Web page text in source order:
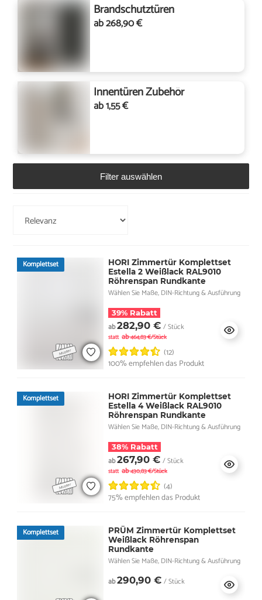
Brandschutztüren
ab 268,90 €
Innentüren Zubehör
ab 1,55 €
Filter auswählen
Komplettset
HORI Zimmertür Komplettset
Estella 2 Weißlack RAL9010
Röhrenspan Rundkante
Wählen Sie Maße, DIN-Richtung & Ausführung
39% Rabatt
ab282,90 € / Stück
statt ab464,83 €/Stück
(12)
100% empfehlen das Produkt
Komplettset
HORI Zimmertür Komplettset
Estella 4 Weißlack RAL9010
Röhrenspan Rundkante
Wählen Sie Maße, DIN-Richtung & Ausführung
38% Rabatt
ab267,90 € / Stück
statt ab430,83 €/Stück
(4)
75% empfehlen das Produkt
Komplettset
PRÜM Zimmertür Komplettset
Weißlack Röhrenspan
Rundkante
Wählen Sie Maße, DIN-Richtung & Ausführung
ab290,90 € / Stück